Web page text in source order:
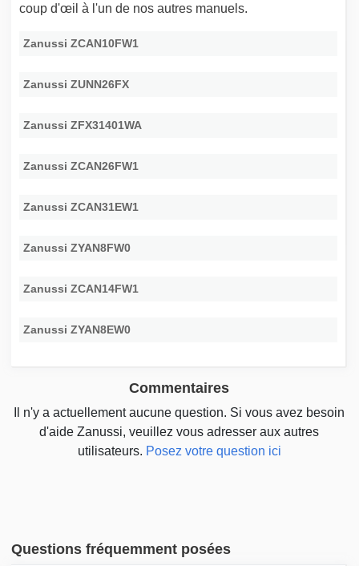
coup d'œil à l'un de nos autres manuels.
Zanussi ZCAN10FW1
Zanussi ZUNN26FX
Zanussi ZFX31401WA
Zanussi ZCAN26FW1
Zanussi ZCAN31EW1
Zanussi ZYAN8FW0
Zanussi ZCAN14FW1
Zanussi ZYAN8EW0
Commentaires
Il n'y a actuellement aucune question. Si vous avez besoin
d'aide Zanussi, veuillez vous adresser aux autres
utilisateurs. Posez votre question ici
Questions fréquemment posées